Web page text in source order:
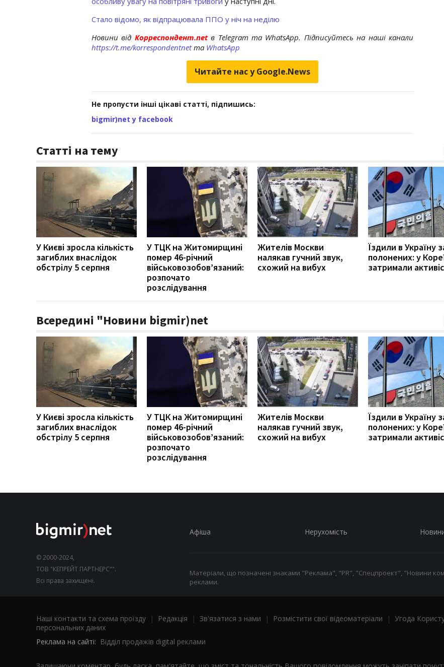
Стало відомо, як відпрацювала ППО у ніч на неділю
Новини від Корреспондент.netв Telegram та WhatsApp. Підписуйтесь на наші канали
https://t.me/korrespondentnetта WhatsApp
Читайте нас у Google.News
Не пропусти інші цікаві статті, підпишись:
bigmir)net у facebook
Статті на тему
У Києві зросла кількість
загиблих внаслідок
обстрілу 5 серпня
У ТЦК на Житомирщині
помер 46-річний
військовозобов’язаний:
розпочато
розслідування
Жителів Москви
налякав гучний звук,
схожий на вибух
Їздили в Україну
полонених: у
затримали
Всередині "Новини bigmir)net
У Києві зросла кількість
загиблих внаслідок
обстрілу 5 серпня
У ТЦК на Житомирщині
помер 46-річний
військовозобов’язаний:
розпочато
розслідування
Жителів Москви
налякав гучний звук,
схожий на вибух
Їздили в Україну
полонених: у
затримали
© 2000-2024,
ТОВ "КЕПРЕЙТ ПАРТНЕРС"".
Всі права захищені.
Афіша Нерухомість
Матеріали, що позначені знаками "Реклама", "PR", "Спецпроект", "Новини
реклами.
Наші контакти та схема проїзду | Редакція | Зв'язатися з нами | Розмістити свої відеоматеріали | Угода
персональних даних
Реклама на сайті: Відділ продажів digital реклами